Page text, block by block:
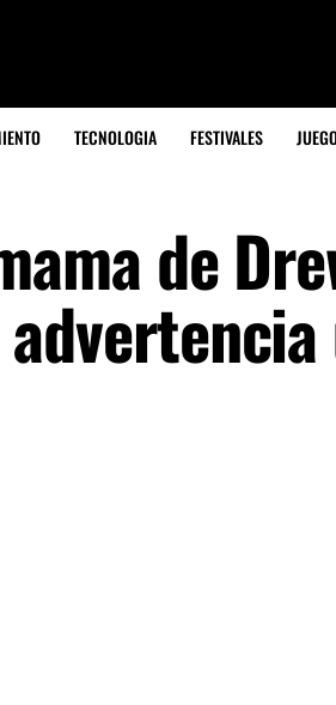
TECNOLOGIA FESTIVALES
de